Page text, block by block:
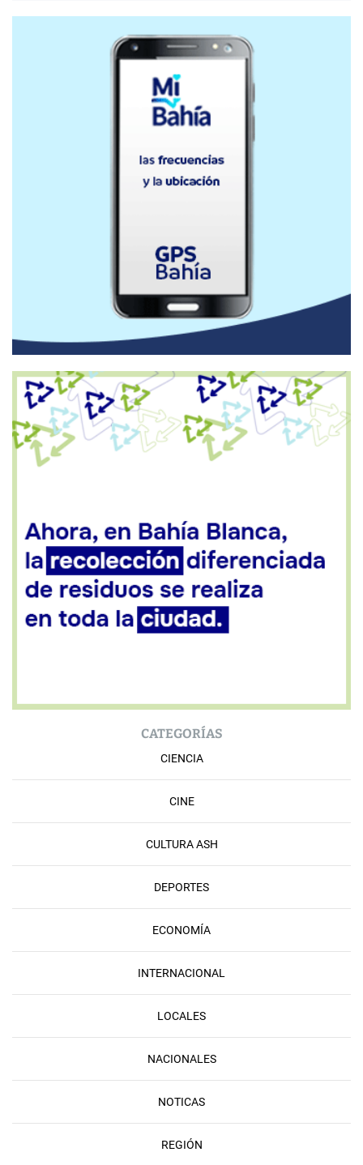
CATEGORÍAS
CIENCIA
CINE
CULTURA ASH
DEPORTES
ECONOMÍA
INTERNACIONAL
LOCALES
NACIONALES
NOTICAS
REGIÓN